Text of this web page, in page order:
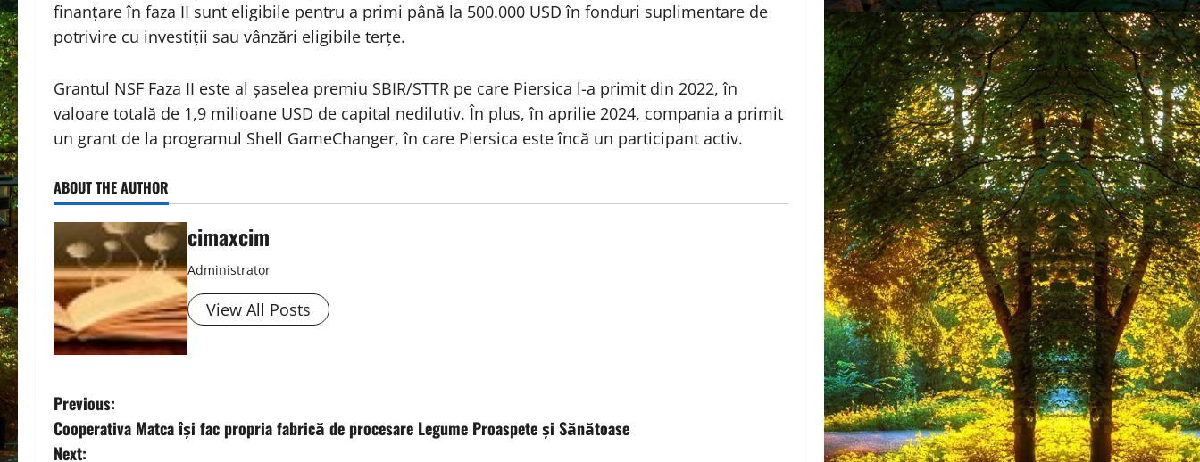
finanțare în faza II sunt eligibile pentru a primi până la 500.000 USD în fonduri suplimentare de
potrivire cu investiții sau vânzări eligibile terțe.
Grantul NSF Faza II este al șaselea premiu SBIR/STTR pe care Piersica l-a primit din 2022, în
valoare totală de 1,9 milioane USD de capital nedilutiv. În plus, în aprilie 2024, compania a primit
un grant de la programul Shell GameChanger, în care Piersica este încă un participant activ.
ABOUT THE AUTHOR
cimaxcim
Administrator
View All Posts
P
o
Previous:
Cooperativa Matca își fac propria fabrică de procesare Legume Proaspete și Sănătoase
Next: